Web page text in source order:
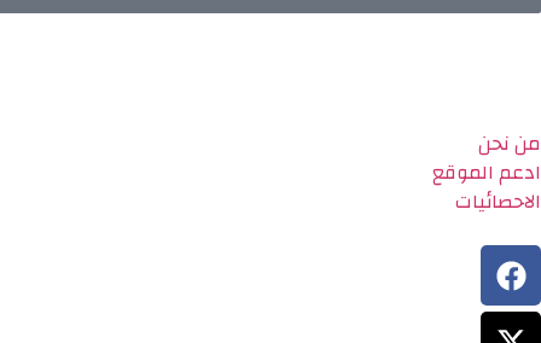
من نحن
ادعم الموقع
الاحصائيات